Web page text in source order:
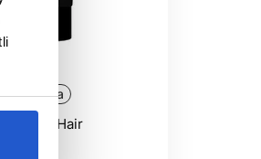
Hair
200ml